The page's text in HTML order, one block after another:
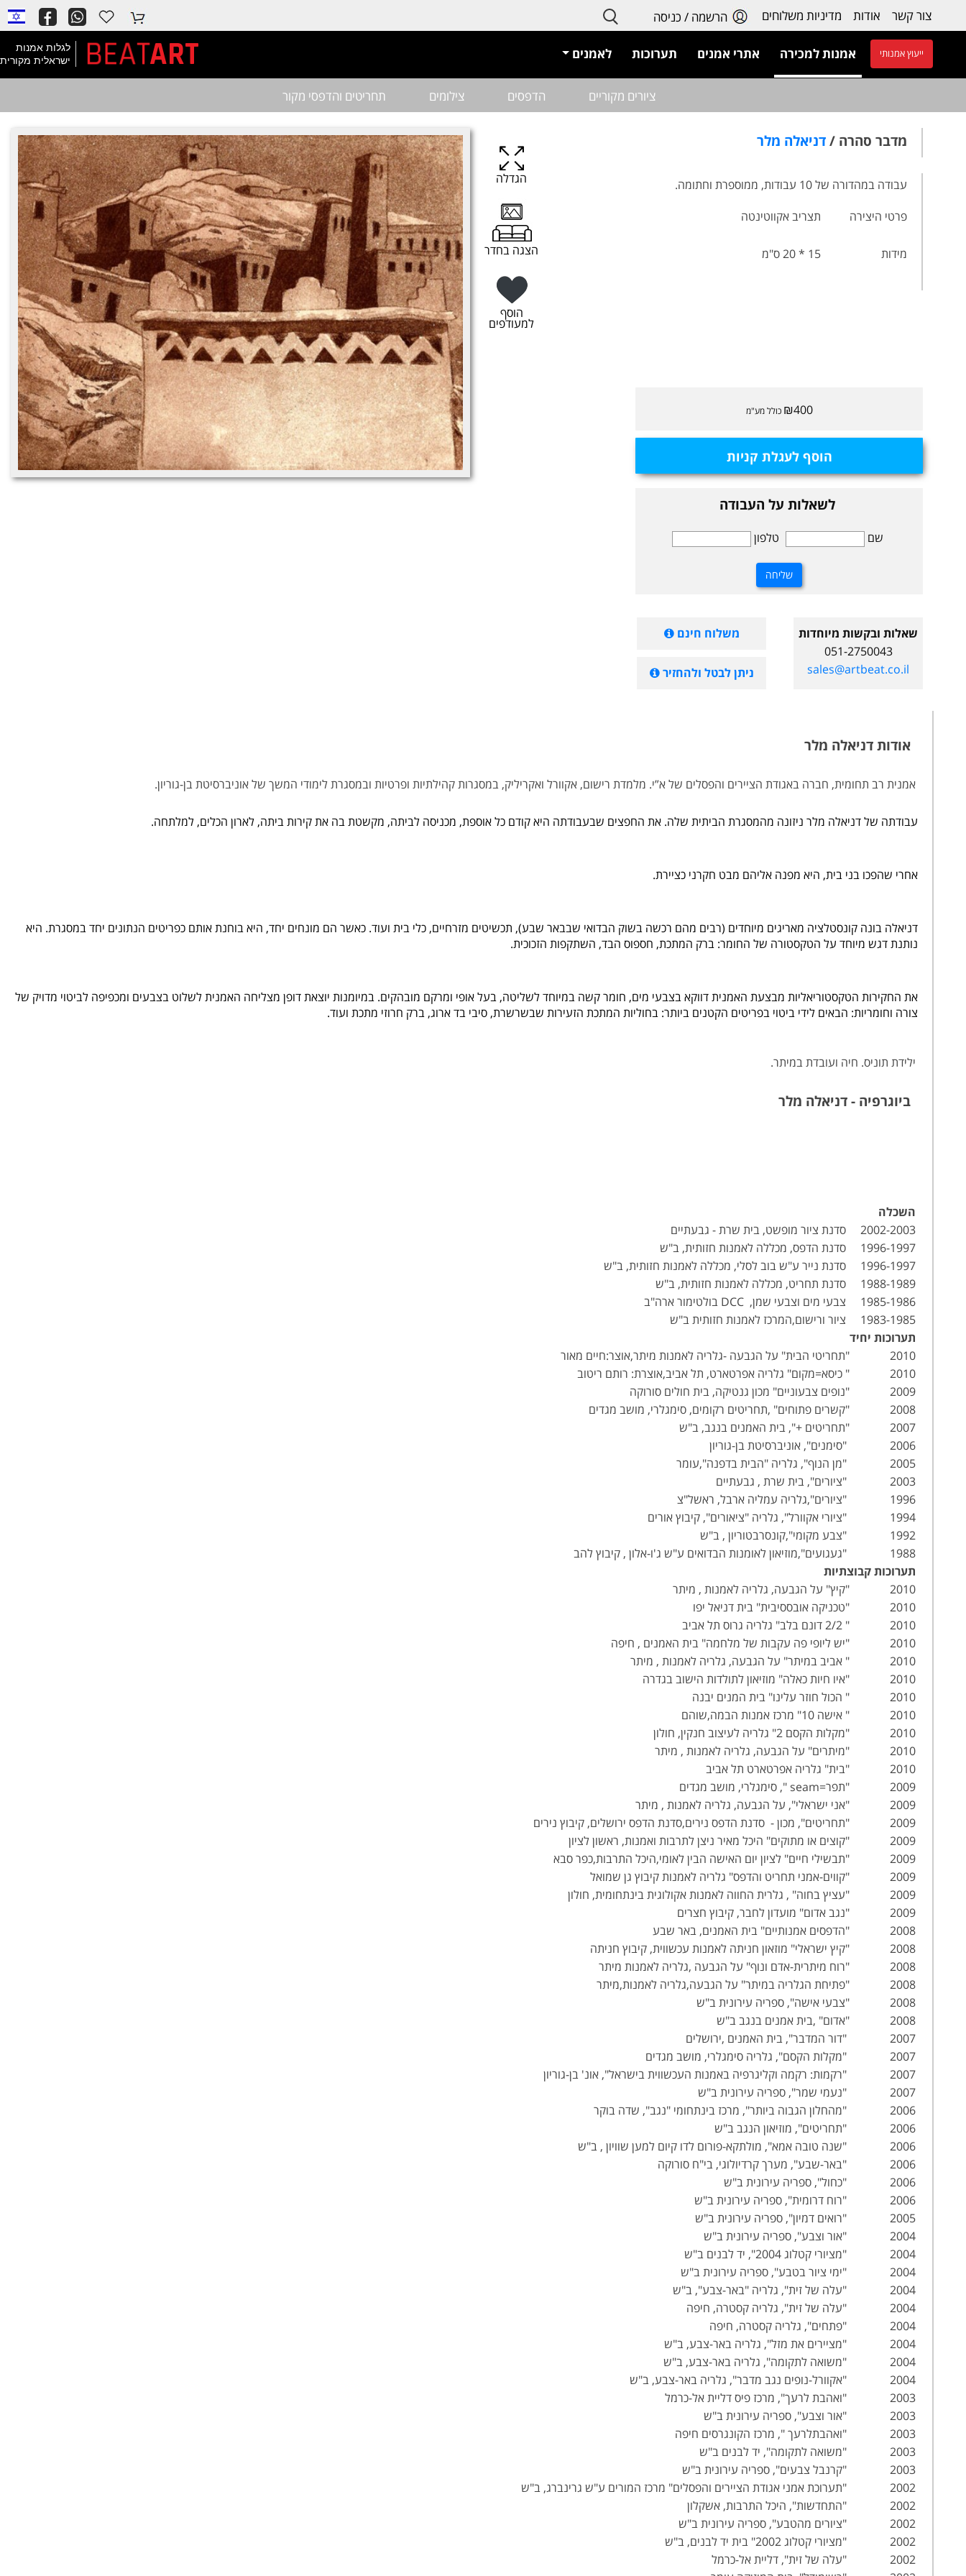
צור קשר אודות מדיניות משלוחים הרשמה / כניסה
לגלות אמנות
ישראלית מקורית
ART
BEAT ייעוץ אמנותי אמנות למכירה אתרי אמנים תערוכות לאמנים
ציורים מקוריים הדפסים צילומים תחריטים והדפסי מקור
הגדלה
הצגה בחדר
הוסף
למעודפים
מדבר סהרה /דניאלה מלר
עבודה במהדורה של 10 עבודות, ממוספרת וחתומה.
פרטי היצירה
תצריב אקווטינטה
מידות 15 * 20 ס"מ
₪400 כולל מע"מ
הוסף לעגלת קניות
לשאלות על העבודה
שם טלפון
שאלות ובקשות מיוחדות
051-2750043
sales@artbeat.co.il
משלוח חינם
ניתן לבטל ולהחזיר
אודות דניאלה מלר
אמנית רב תחומית, חברה באגודת הציירים והפסלים של א”י. מלמדת רישום, אקוורל ואקריליק, במסגרות קהילתיות ופרטיות ובמסגרת לימודי המשך של אוניברסיטת בן-גוריון.
עבודתה של דניאלה מלר ניזונה מהמסגרת הביתית שלה. את החפצים שבעבודתה היא קודם כל אוספת, מכניסה לביתה, מקשטת בה את קירות ביתה, לארון הכלים, למלתחה.
אחרי שהפכו בני בית, היא מפנה אליהם מבט חקרני כציירת.
נותנת דגש מיוחד על הטקסטורה של החומר: ברק המתכת, חספוס הבד, השתקפות הזכוכית.
צורה וחומריות: הבאים לידי ביטוי בפריטים הקטנים ביותר: בחוליות המתכת הזעירות שבשרשרת, סיבי בד ארוג, ברק חרוזי מתכת ועוד.
ילידת תוניס. חיה ועובדת במיתר.
ביוגרפיה - דניאלה מלר
השכלה
2002-2003 סדנת ציור מופשט, בית שרת - גבעתיים
1996-1997 סדנת הדפס, מכללה לאמנות חזותית, ב"ש
1996-1997 סדנת נייר ע"ש בוב לסלי, מכללה לאמנות חזותית, ב"ש
1988-1989 סדנת תחריט, מכללה לאמנות חזותית, ב"ש
1985-1986 צבעי מים וצבעי שמן, DCC בולטימור ארה"ב
1983-1985 ציור ורישום,המרכז לאמנות חזותית ב"ש
תערוכות יחיד
2010 "תחריטי הבית" על הגבעה -גלריה לאמנות מיתר,אוצר:חיים מאור
2010 " כיסא=מקום" גלריה אפרטארט, תל אביב,אוצרת: רותם ריטוב
2009 "נופים צבעוניים" מכון גנטיקה, בית חולים סורוקה
2008 "קשרים פתוחים" ,תחריטים רקומים, סימגלרי, מושב מגדים
2007 "תחריטים +", בית האמנים בנגב, ב"ש
2006 "סימנים", אוניברסיטת בן-גוריון
2005 "מן הנוף", גלריה "הבית בדפנה",עומר
2003 "ציורים", בית שרת , גבעתיים
1996 "ציורים",גלריה עמליה ארבל, ראשל"צ
1994 "ציורי אקוורל", גלריה "ציאורים", קיבוץ אורים
1992 "צבע מקומי",קונסרבטוריון , ב"ש
1988 "געגועים",מוזיאון לאומנות הבדואים ע"ש ג'ו-אלון , קיבוץ להב
תערוכות קבוצתיות
2010 "קיץ" על הגבעה, גלריה לאמנות , מיתר
2010 "טכניקה אובססיבית" בית דניאל יפו
2010 " 2/2 דונם בלב" גלריה גרוס תל אביב
2010 "יש ליופי פה עקבות של מלחמה" בית האמנים , חיפה
2010 " אביב במיתר" על הגבעה, גלריה לאמנות , מיתר
2010 "איו חיות כאלה" מוזיאון לתולדות הישוב בגדרה
2010 " הכול חוזר עלינו" בית המנים יבנה
2010 " אישה 10" מרכז אמנות הבמה,שוהם
2010 "מקלות הקסם 2" גלריה לעיצוב חנקין, חולון
2010 "מיתרים" על הגבעה, גלריה לאמנות , מיתר
2010 "בית" גלריה אפרטארט תל אביב
2009 "תפר=seam ", סימגלרי, מושב מגדים
2009 "אני ישראלי", על הגבעה, גלריה לאמנות , מיתר
2009 "תחריטים", מכון - סדנת הדפס נירים,סדנת הדפס ירושלים, קיבוץ נירים
2009 "קוצים או מתוקים" היכל מאיר ניצן לתרבות ואמנות, ראשון לציון
2009 "תבשילי חיים" לציון יום האישה הבין לאומי,היכל התרבות,כפר סבא
2009 "קווים-אמני תחריט והדפס" גלריה לאמנות קיבוץ גן שמואל
2009 "עציץ בחוה" , גלרית החווה לאמנות אקולוגית בינתחומית, חולון
2009 "נגב אדום" מועדון לחבר, קיבוץ חצרים
2008 "הדפסים אמנותיים" בית האמנים, באר שבע
2008 "קיץ ישראלי" מוזאון חניתה לאמנות עכשווית, קיבוץ חניתה
2008 "רוח מיתרית-אדם ונוף" על הגבעה ,גלריה לאמנות מיתר
2008 "פתיחת הגלריה במיתר" על הגבעה,גלריה לאמנות,מיתר
2008 "צבעי אישה", ספריה עירונית ב"ש
2008 "אדום" ,בית אמנים בנגב ב"ש
2007 "דור המדבר", בית האמנים ,ירושלים
2007 "מקלות הקסם", גלריה סימגלרי, מושב מגדים
2007 "רקמות: רקמה וקליגרפיה באמנות העכשווית בישראל", אונ' בן-גוריון
2007 "נעמי שמר", ספריה עירונית ב"ש
2006 "מהחלון הגבוה ביותר", מרכז בינתחומי "נגב", שדה בוקר
2006 "תחריטים", מוזיאון הנגב ב"ש
2006 "שנה טובה אמא", מולתקא-פורום לדו קיום למען שוויון , ב"ש
2006 "באר-שבע", מערך קרדיולוגי, בי"ח סורוקה
2006 "כחול", ספריה עירונית ב"ש
2006 "רוח דרומית", ספריה עירונית ב"ש
2005 "רואים דמיון", ספריה עירונית ב"ש
2004 "אור וצבע", ספריה עירונית ב"ש
2004 "מציורי קטלוג 2004", יד לבנים ב"ש
2004 "ימי ציור בטבע", ספריה עירונית ב"ש
2004 "עלה של זית", גלריה "באר-צבע", ב"ש
2004 "עלה של זית", גלריה קסטרה, חיפה
2004 "פתחים", גלריה קסטרה, חיפה
2004 "מציירים את מזל", גלריה באר-צבע, ב"ש
2004 "משואה לתקומה", גלריה באר-צבע, ב"ש
2004 "אקוורל-נופים נגב מדבר", גלריה באר-צבע, ב"ש
2003 "ואהבת לרעך", מרכז פיס דליית אל-כרמל
2003 "אור וצבע", ספריה עירונית ב"ש
2003 "ואהבתלרעך ", מרכז הקונגרסים חיפה
2003 "משואה לתקומה", יד לבנים ב"ש
2003 "קרנבל צבעים", ספריה עירונית ב"ש
2002 "תערוכת אמני אגודת הציירים והפסלים" מרכז המורים ע"ש גרינברג, ב"ש
2002 "התחדשות", היכל התרבות, אשקלון
2002 "ציורים מהטבע", ספריה עירונית ב"ש
2002 "מציורי קטלוג 2002" בית יד לבנים, ב"ש
2002 "עלה של זית", דליית אל-כרמל